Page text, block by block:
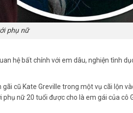
phụ nữ
hệ bất chính với em dâu, nghiện tình
cũ Kate Greville trong một vụ cãi lộn
nữ 20 tuổi được cho là em gái của cô